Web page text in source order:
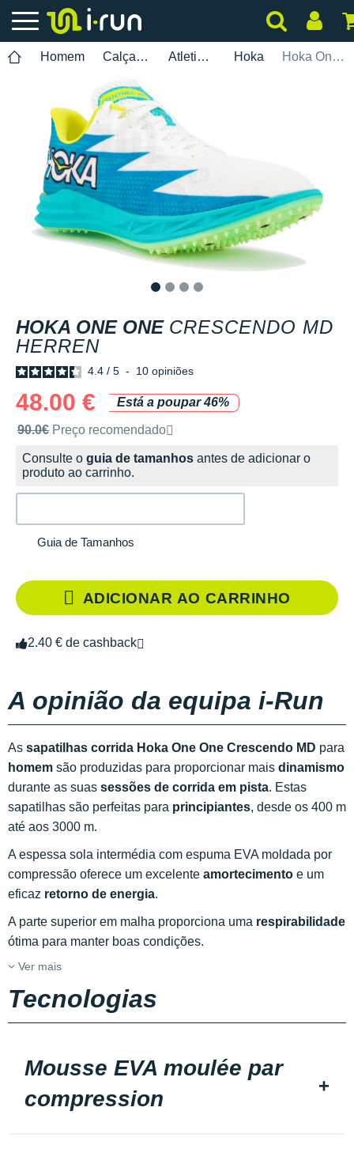
Homem Calçados Atletismo Hoka Hoka One One Crescendo MD Herren
HOKA ONE ONE CRESCENDO MD
HERREN
4.4 / 5 - 10 opiniões
48.00 €
Está a poupar 46%
Preço de venda recomendado pela marca
90.0€ Preço recomendado
Consulte o guia de tamanhos antes de adicionar o
produto ao carrinho.
Guia de Tamanhos
ADICIONAR AO CARRINHO
2.40 € de cashback
A opinião da equipa i-Run
As sapatilhas corrida Hoka One One Crescendo MD para
homem são produzidas para proporcionar mais dinamismo
durante as suas sessões de corrida em pista. Estas
sapatilhas são perfeitas para principiantes, desde os 400 m
até aos 3000 m.
A espessa sola intermédia com espuma EVA moldada por
compressão oferece um excelente amortecimento e um
eficaz retorno de energia.
A parte superior em malha proporciona uma respirabilidade
ótima para manter boas condições.
Ver mais
Tecnologias
Mousse EVA moulée par
compression